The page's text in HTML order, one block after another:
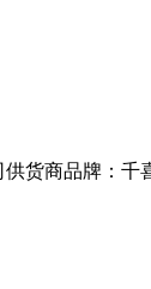
货商品牌：